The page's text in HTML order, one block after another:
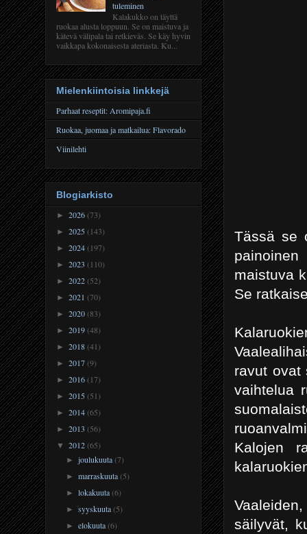
Tässä se
maistuva
Se
ravut ovat
vaihtelua
Kalojen
säilyvät,
tuleminen
Kalakukko on täyttä
ruokaa alusta loppuun. Se on maistuva ja
kätevä välipala tai retkieväs. Se käy hyvin
vaikkapa kokonaisesta ateriasta. Ku...
Mielenkiintoisia linkkejä
Parhaat reseptit: Aromipaja.fi
Ruokaa, juomaa ja matkailua: Flavorado
Viinilehti
Blogiarkisto
► 2026(73)
► 2025(143)
► 2024(197)
► 2023 (110)
► 2022(52)
► 2021 (70)
► 2020(83)
► 2019(48)
► 2018(41)
► 2017(9)
► 2016(17)
► 2015(51)
► 2014(65)
► 2013 (56)
▼ 2012(65)
►joulukuuta(7)
►marraskuuta(5)
►lokakuuta(6)
►syyskuuta(5)
►elokuuta(6)